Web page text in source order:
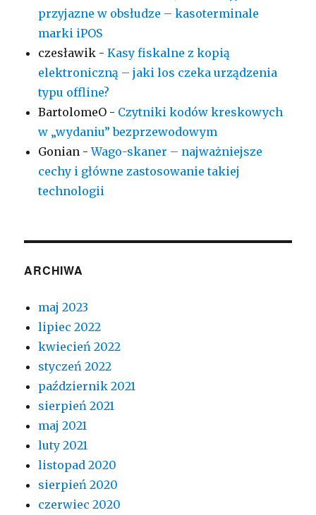
przyjazne w obsłudze – kasoterminale
marki iPOS
czesławik -Kasy fiskalne z kopią
elektroniczną – jaki los czeka urządzenia
typu offline?
BartolomeO - Czytniki kodów kreskowych
w „wydaniu” bezprzewodowym
Gonian -Wago-skaner – najważniejsze
cechy i główne zastosowanie takiej
technologii
ARCHIWA
maj 2023
lipiec 2022
kwiecień 2022
styczeń 2022
październik 2021
sierpień 2021
maj 2021
luty 2021
listopad 2020
sierpień 2020
czerwiec 2020